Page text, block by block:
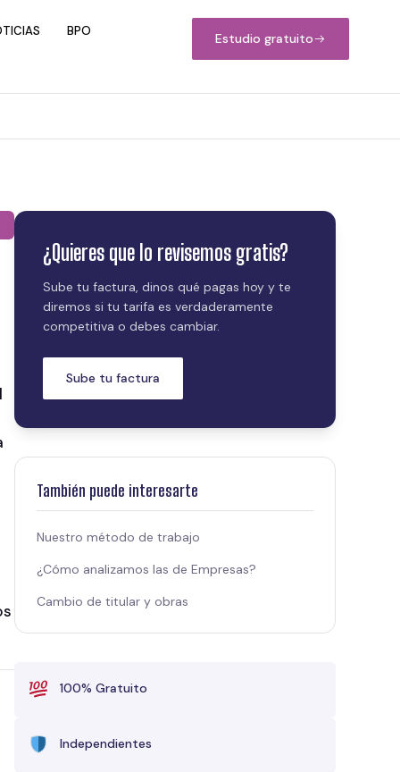
BPO Estudio gratuito
¿Quieres que lo revisemos gratis?
Sube tu factura, dinos qué pagas hoy y te
diremos si tu tarifa es verdaderamente
competitiva o debes cambiar.
Sube tu factura
También puede interesarte
Nuestro método de trabajo
¿Cómo analizamos las de Empresas?
Cambio de titular y obras
100% Gratuito
Independientes